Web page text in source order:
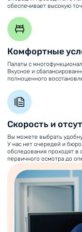
обеспечивает высокую
Комфортные
Палаты с
Вкусное и
полноценного
Скорость и
Вы можете выбрать
У нас нет очередей и
обследования проходят в
первичного осмотра до